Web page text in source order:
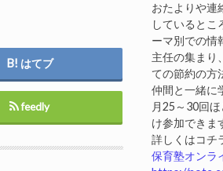
はてブ
feedly
おたよりや連
しているとこ
ーマ別での情
主任の集まり
ての節約の方
仲間と一緒に
月25～30回
け参加できま
詳しくはコチ
保育塾オンラ